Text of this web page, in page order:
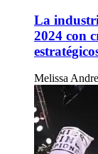
La
2024 con
Melissa